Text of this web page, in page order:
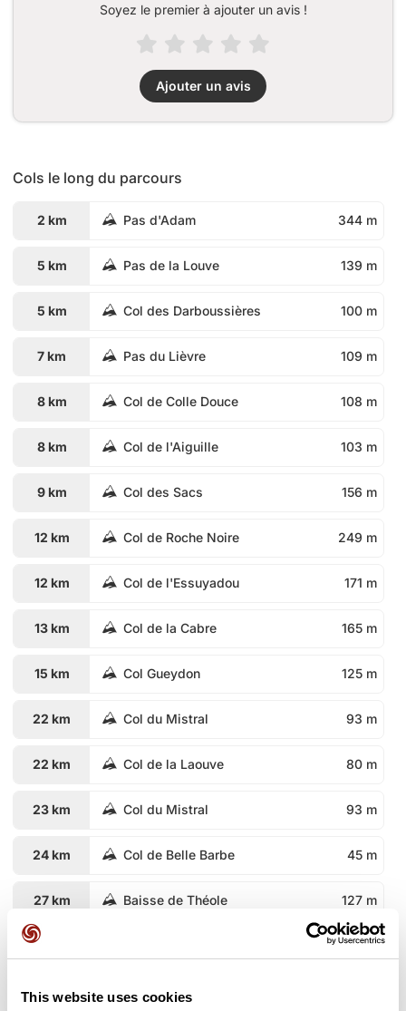
This website uses cookies
Soyez le premier à ajouter un avis !
Ajouter un avis
Cols le long du parcours
2 km Pas d'Adam 344 m
5 km Pas de la Louve 139 m
5 km Col des Darboussières 100 m
7 km Pas du Lièvre 109 m
8 km Col de Colle Douce 108 m
8 km Col de l'Aiguille 103 m
9 km Col des Sacs 156 m
12 km Col de Roche Noire 249 m
12 km Col de l'Essuyadou 171 m
13 km Col de la Cabre 165 m
15 km Col Gueydon 125 m
22 km Col du Mistral 93 m
22 km Col de la Laouve 80 m
23 km Col du Mistral 93 m
24 km Col de Belle Barbe 45 m
27 km Baisse de Théole 127 m
27 km 140 m
28 km Col du Caneiret